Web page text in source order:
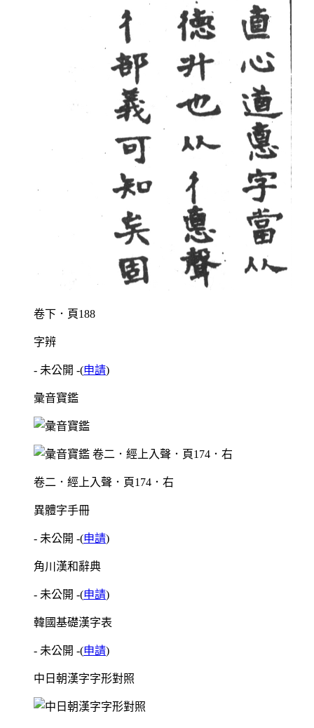
卷下．頁188
字辨
- 未公開 -(申請)
彙音寶鑑
卷二．經上入聲．頁174．右
異體字手冊
- 未公開 -(申請)
角川漢和辭典
- 未公開 -(申請)
韓國基礎漢字表
- 未公開 -(申請)
中日朝漢字字形對照